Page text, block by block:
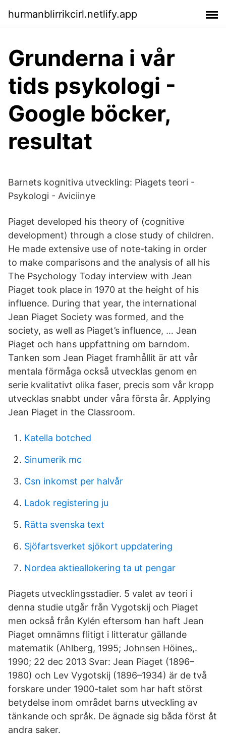
hurmanblirrikcirl.netlify.app
Grunderna i vår
tids psykologi -
Google böcker,
resultat
Barnets kognitiva utveckling: Piagets teori -
Psykologi - Aviciinye
Piaget developed his theory of (cognitive
development) through a close study of children.
He made extensive use of note-taking in order
to make comparisons and the analysis of all his
The Psychology Today interview with Jean
Piaget took place in 1970 at the height of his
influence. During that year, the international
Jean Piaget Society was formed, and the
society, as well as Piaget’s influence, … Jean
Piaget och hans uppfattning om barndom.
Tanken som Jean Piaget framhållit är att vår
mentala förmåga också utvecklas genom en
serie kvalitativt olika faser, precis som vår kropp
utvecklas snabbt under våra första år. Applying
Jean Piaget in the Classroom.
Katella botched
Sinumerik mc
Csn inkomst per halvår
Ladok registering ju
Rätta svenska text
Sjöfartsverket sjökort uppdatering
Nordea aktieallokering ta ut pengar
Piagets utvecklingsstadier. 5 valet av teori i
denna studie utgår från Vygotskij och Piaget
men också från Kylén eftersom han haft Jean
Piaget omnämns flitigt i litteratur gällande
matematik (Ahlberg, 1995; Johnsen Höines,.
1990; 22 dec 2013 Svar: Jean Piaget (1896–
1980) och Lev Vygotskij (1896–1934) är de två
forskare under 1900-talet som har haft störst
betydelse inom området barns utveckling av
tänkande och språk. De ägnade sig båda först åt
andra saker.